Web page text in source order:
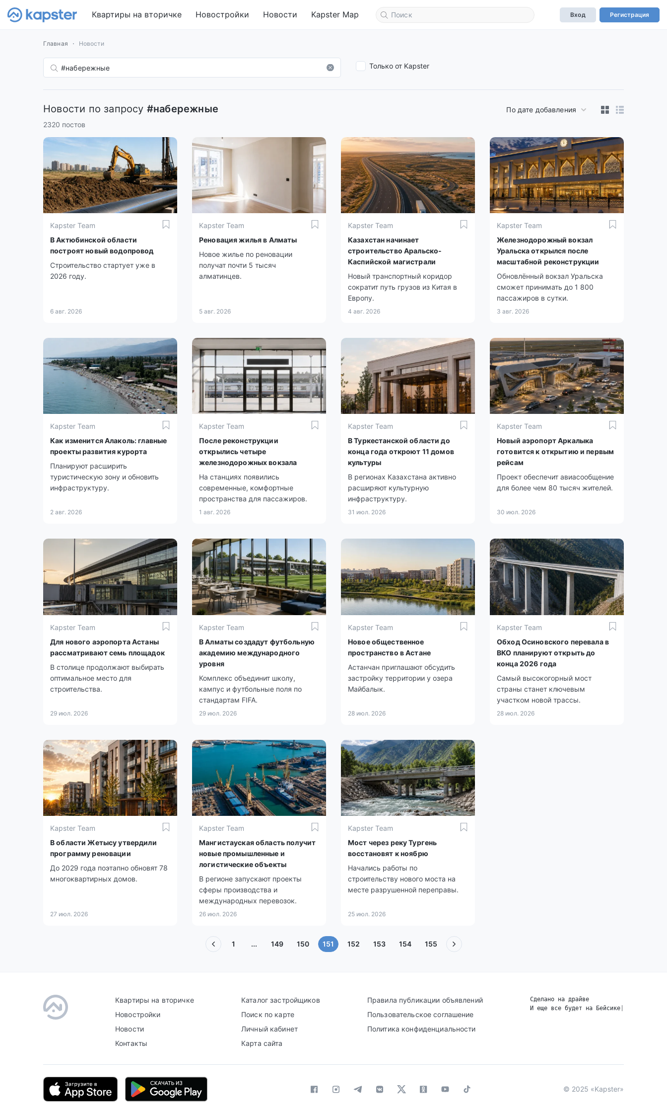
Квартиры на вторичке Новостройки Новости Kapster Map Вход Регистрация
Главная Новости
Только от Kapster
Новости по запросу #набережные
По дате добавления
2320 постов
Kapster Team
В Актюбинской области
построят новый водопровод
Строительство стартует уже в
2026 году.
6 авг. 2026
Kapster Team
Реновация жилья в Алматы
Новое жилье по реновации
получат почти 5 тысяч
алматинцев.
5 авг. 2026
Kapster Team
Казахстан начинает
строительство Аральско-
Каспийской магистрали
Новый транспортный коридор
сократит путь грузов из Китая в
Европу.
4 авг. 2026
Kapster Team
Железнодорожный вокзал
Уральска открылся после
масштабной реконструкции
Обновлённый вокзал Уральска
сможет принимать до 1 800
пассажиров в сутки.
3 авг. 2026
Kapster Team
Как изменится Алаколь: главные
проекты развития курорта
Планируют расширить
туристическую зону и обновить
инфраструктуру.
2 авг. 2026
Kapster Team
После реконструкции
открылись четыре
железнодорожных вокзала
На станциях появились
современные, комфортные
пространства для пассажиров.
1 авг. 2026
Kapster Team
В Туркестанской области до
конца года откроют 11 домов
культуры
В регионах Казахстана активно
расширяют культурную
инфраструктуру.
31 июл. 2026
Kapster Team
Новый аэропорт Аркалыка
готовится к открытию и первым
рейсам
Проект обеспечит авиасообщение
для более чем 80 тысяч жителей.
30 июл. 2026
Kapster Team
Для нового аэропорта Астаны
рассматривают семь площадок
В столице продолжают выбирать
оптимальное место для
строительства.
29 июл. 2026
Kapster Team
В Алматы создадут футбольную
академию международного
уровня
Комплекс объединит школу,
кампус и футбольные поля по
стандартам FIFA.
29 июл. 2026
Kapster Team
Новое общественное
пространство в Астане
Астанчан приглашают обсудить
застройку территории у озера
Майбалык.
28 июл. 2026
Kapster Team
Обход Осиновского перевала в
ВКО планируют открыть до
конца 2026 года
Самый высокогорный мост
страны станет ключевым
участком новой трассы.
28 июл. 2026
Kapster Team
В области Жетысу утвердили
программу реновации
До 2029 года поэтапно обновят 78
многоквартирных домов.
27 июл. 2026
Kapster Team
Мангистауская область получит
новые промышленные и
логистические объекты
В регионе запускают проекты
сферы производства и
международных перевозок.
26 июл. 2026
Kapster Team
Мост через реку Тургень
восстановят к ноябрю
Начались работы по
строительству нового моста на
месте разрушенной переправы.
25 июл. 2026
1 ... 149 150 151 (текущая)
152 153 154 155
Квартиры на вторичке
Новостройки
Новости
Контакты
Каталог застройщиков
Поиск по карте
Личный кабинет
Карта сайта
Правила публикации объявлений
Пользовательское соглашение
Политика конфиденциальности
Сделано на драйве
И еще все будет на Бейсике
© 2025 «Kapster»